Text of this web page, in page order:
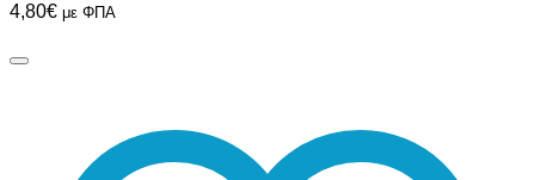
4,80€ με ΦΠΑ